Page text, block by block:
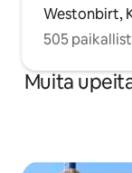
Westonbirt,
505
Muita